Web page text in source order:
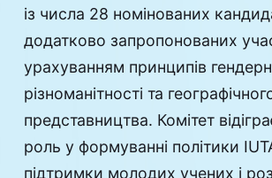
із числа 28 номінованих
додатково запропонованих
урахуванням принципів
різноманітності та
представництва. Комітет
роль у формуванні політики
підтримки молодих учених і